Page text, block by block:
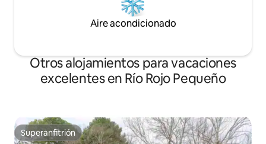
Aire acondicionado
Otros alojamientos para vacaciones
excelentes en Río Rojo Pequeño
Superanfitrión
Superanfitrión